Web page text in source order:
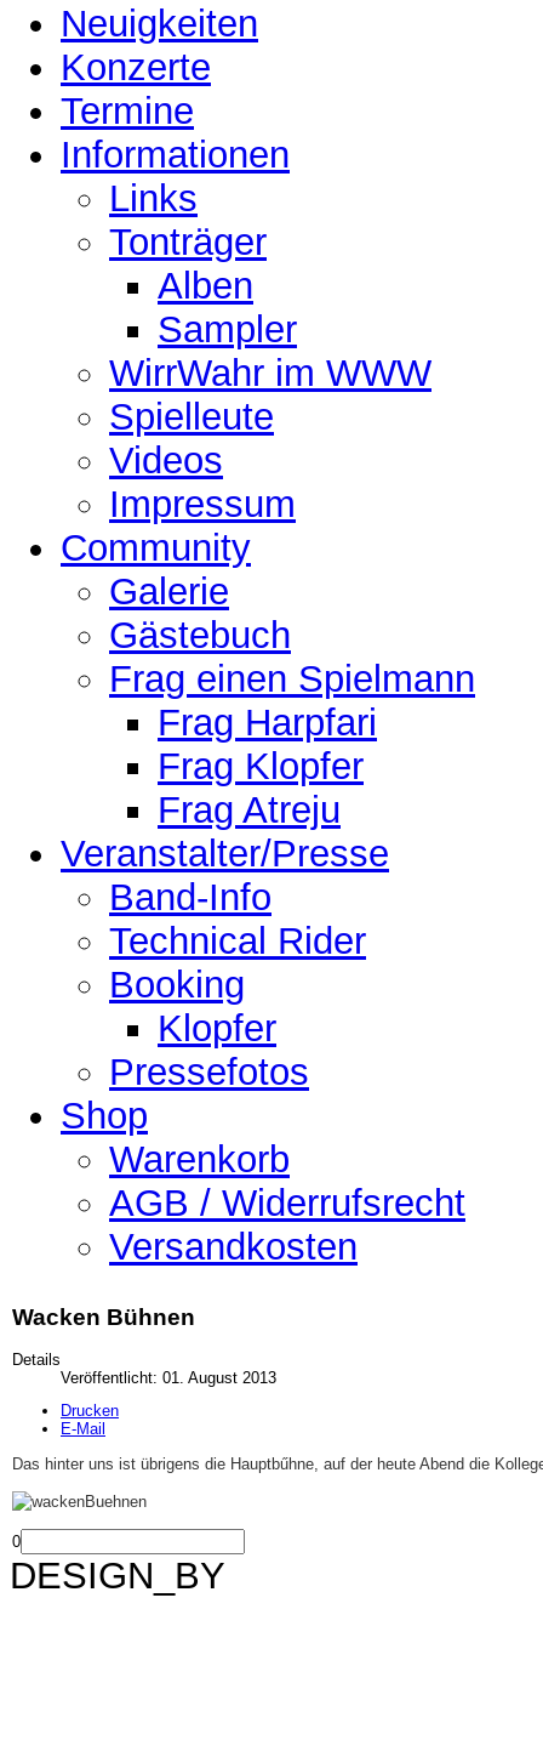
Neuigkeiten
Konzerte
Termine
Informationen
Links
Tonträger
Alben
Sampler
WirrWahr im WWW
Spielleute
Videos
Impressum
Community
Galerie
Gästebuch
Frag einen Spielmann
Frag Harpfari
Frag Klopfer
Frag Atreju
Veranstalter/Presse
Band-Info
Technical Rider
Booking
Klopfer
Pressefotos
Shop
Warenkorb
AGB / Widerrufsrecht
Versandkosten
Wacken Bühnen
Details
Veröffentlicht: 01. August 2013
Drucken
E-Mail
Das hinter uns ist übrigens die Hauptbűhne, auf der heute Abend die
0
DESIGN_BY